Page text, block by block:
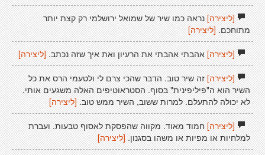
[ליצירה]נראה כמו שיר של שמואל ירושלמי רק קצת יותר
מתוחכם.[ליצירה]
[ליצירה]אהבתי אהבתי את הרעיון ואת איך שזה נכתב. [ליצירה]
[ליצירה]זה שיר טוב. הדבר שהכי צרם לי ולטעמי הרס את כל
השיר הוא ה"פיליפינית" בסוף. הסטראוטיפים האלה משגעים אותי.
לא יכולה להתעלם. למרות ששוב, השיר ממש טוב.[ליצירה]
[ליצירה]חמוד מאוד. מקווה שהפסקת לאסוף טבעות. ועברת
למלחיות או מפיות או משהו בסגנון.[ליצירה]